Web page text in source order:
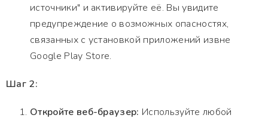
источники" и активируйте её. Вы увидите
предупреждение о возможных опасностях,
связанных с установкой приложений извне
Google Play Store.
Шаг 2:
Откройте веб-браузер: Используйте любой